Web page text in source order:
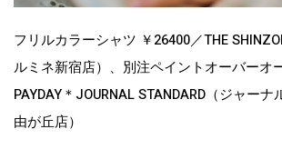
フリルカラーシャツ ￥26400／THE
ルミネ新宿店）、別注ペイントオーバーオ
PAYDAY＊JOURNAL STANDARD（ジャー
由が丘店）